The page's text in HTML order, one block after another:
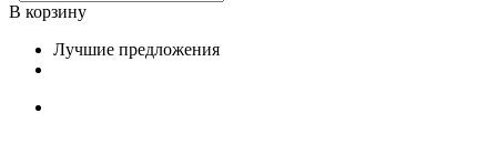
В корзину
Лучшие предложения